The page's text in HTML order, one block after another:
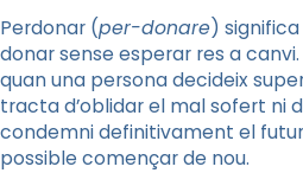
Perdonar (per-donare) significa
donar sense esperar res a
quan una persona decideix
tracta d’oblidar el mal sofert ni
condemni definitivament el
possible començar de nou.